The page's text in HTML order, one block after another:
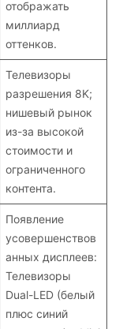
отображать
миллиард
оттенков.
Телевизоры
разрешения 8K;
нишевый рынок
из-за высокой
стоимости и
ограниченного
контента.
Появление
усовершенствов
анных дисплеев:
Телевизоры
Dual-LED (белый
плюс синий